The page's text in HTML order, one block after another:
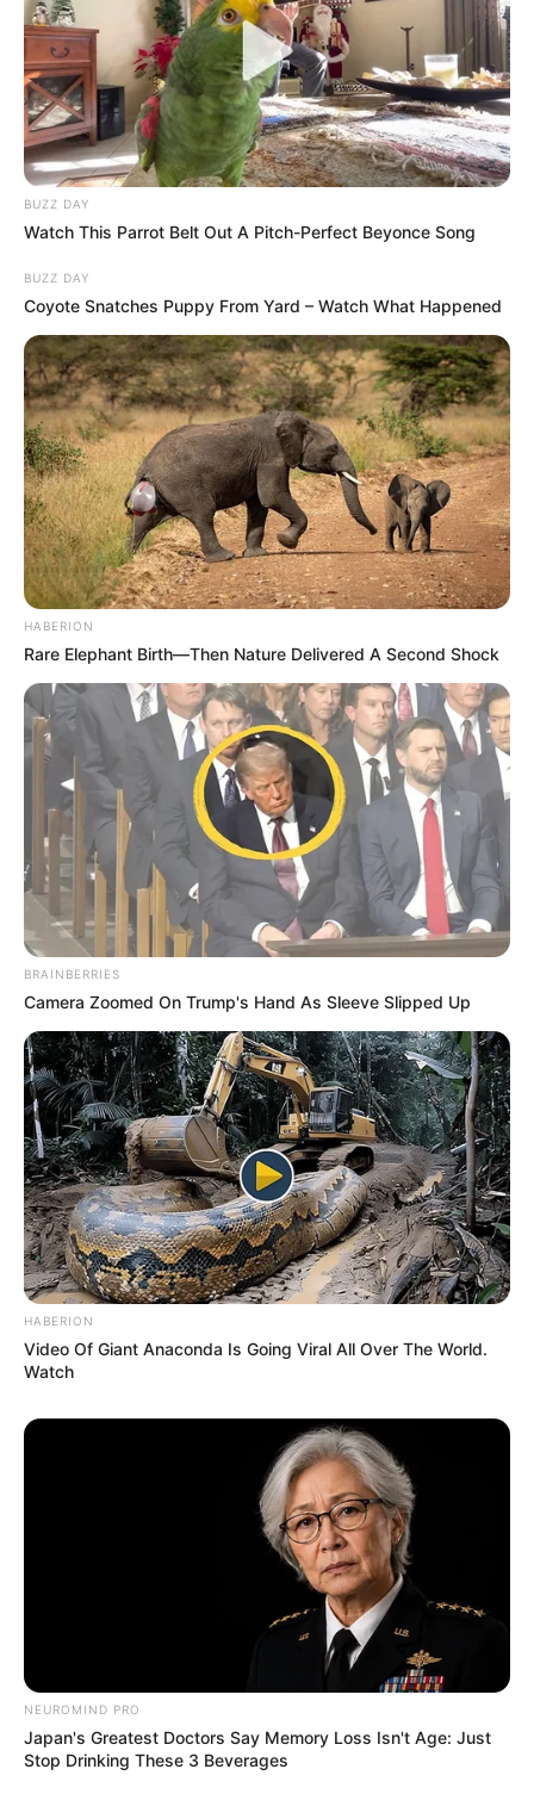
BUZZ DAY
Watch This Parrot Belt Out A Pitch-Perfect Beyonce Song
BUZZ DAY
Coyote Snatches Puppy From Yard – Watch What Happened
HABERION
Rare Elephant Birth—Then Nature Delivered A Second Shock
BRAINBERRIES
Camera Zoomed On Trump's Hand As Sleeve Slipped Up
HABERION
Video Of Giant Anaconda Is Going Viral All Over The World.
Watch
NEUROMIND PRO
Japan's Greatest Doctors Say Memory Loss Isn't Age: Just
Stop Drinking These 3 Beverages